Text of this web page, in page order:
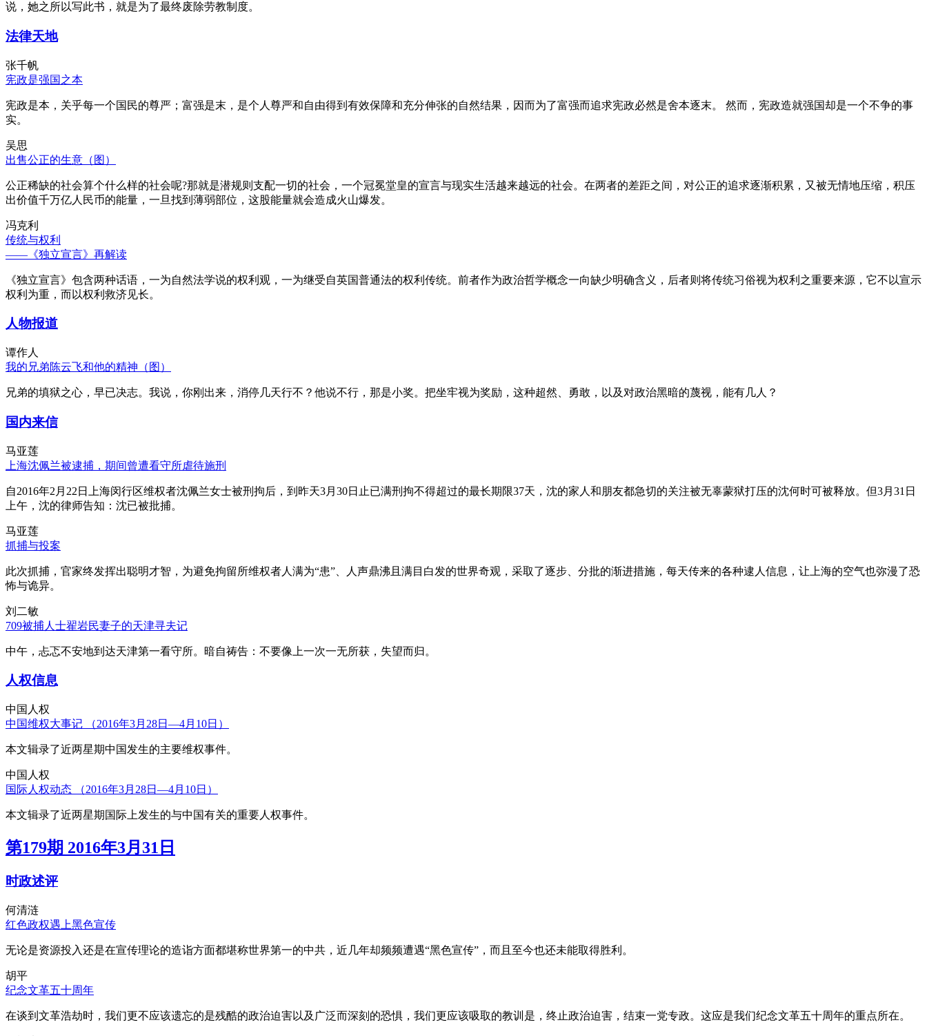
说，她之所以写此书，就是为了最终废除劳教制度。
法律天地
张千帆
宪政是强国之本
宪政是本，关乎每一个国民的尊严；富强是末，是个人尊严和自由得到有效保障和充分伸张的自然结果，因而为了富强而追求宪政必然是舍本逐末。 然而，宪政造就强国却是一个不争的事
实。
吴思
出售公正的生意（图）
公正稀缺的社会算个什么样的社会呢?那就是潜规则支配一切的社会，一个冠冕堂皇的宣言与现实生活越来越远的社会。在两者的差距之间，对公正的追求逐渐积累，又被无情地压缩，积压
出价值千万亿人民币的能量，一旦找到薄弱部位，这股能量就会造成火山爆发。
冯克利
传统与权利
——《独立宣言》再解读
《独立宣言》包含两种话语，一为自然法学说的权利观，一为继受自英国普通法的权利传统。前者作为政治哲学概念一向缺少明确含义，后者则将传统习俗视为权利之重要来源，它不以宣示
权利为重，而以权利救济见长。
人物报道
谭作人
我的兄弟陈云飞和他的精神（图）
兄弟的填狱之心，早已决志。我说，你刚出来，消停几天行不？他说不行，那是小奖。把坐牢视为奖励，这种超然、勇敢，以及对政治黑暗的蔑视，能有几人？
国内来信
马亚莲
上海沈佩兰被逮捕，期间曾遭看守所虐待施刑
自2016年2月22日上海闵行区维权者沈佩兰女士被刑拘后，到昨天3月30日止已满刑拘不得超过的最长期限37天，沈的家人和朋友都急切的关注被无辜蒙狱打压的沈何时可被释放。但3月31日
上午，沈的律师告知：沈已被批捕。
马亚莲
抓捕与投案
此次抓捕，官家终发挥出聪明才智，为避免拘留所维权者人满为“患”、人声鼎沸且满目白发的世界奇观，采取了逐步、分批的渐进措施，每天传来的各种逮人信息，让上海的空气也弥漫了恐
怖与诡异。
刘二敏
709被捕人士翟岩民妻子的天津寻夫记
中午，忐忑不安地到达天津第一看守所。暗自祷告：不要像上一次一无所获，失望而归。
人权信息
中国人权
中国维权大事记 （2016年3月28日—4月10日）
本文辑录了近两星期中国发生的主要维权事件。
中国人权
国际人权动态 （2016年3月28日—4月10日）
本文辑录了近两星期国际上发生的与中国有关的重要人权事件。
第179期 2016年3月31日
时政述评
何清涟
红色政权遇上黑色宣传
无论是资源投入还是在宣传理论的造诣方面都堪称世界第一的中共，近几年却频频遭遇“黑色宣传”，而且至今也还未能取得胜利。
胡平
纪念文革五十周年
在谈到文革浩劫时，我们更不应该遗忘的是残酷的政治迫害以及广泛而深刻的恐惧，我们更应该吸取的教训是，终止政治迫害，结束一党专政。这应是我们纪念文革五十周年的重点所在。